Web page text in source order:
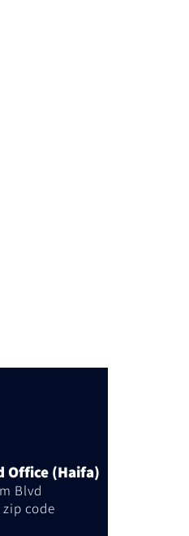
Office (Haifa)
Blvd
zip code